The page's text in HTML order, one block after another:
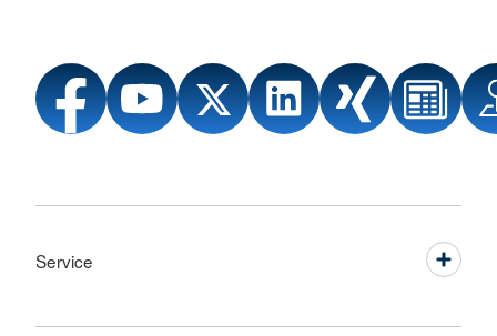
Service